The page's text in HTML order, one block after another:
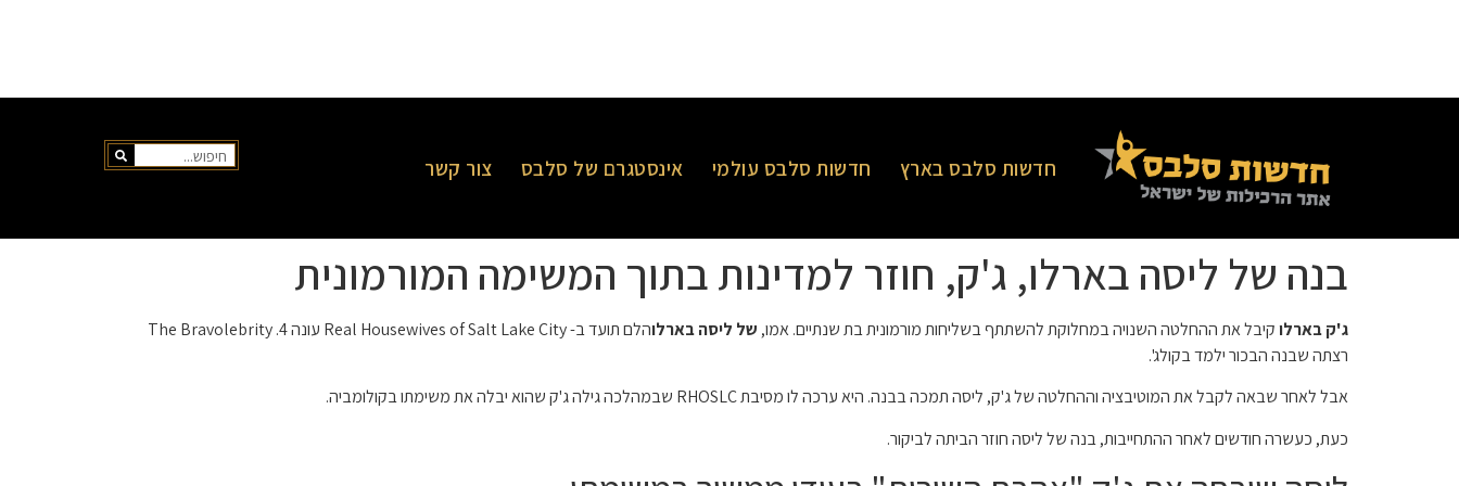
חדשות סלבס בארץ חדשות סלבס עולמי אינסטגרם של סלבס צור קשר
בנה של ליסה בארלו, ג'ק, חוזר למדינות בתוך המשימה המורמונית
ג'ק בארלוקיבל את ההחלטה השנויה במחלוקת להשתתף בשליחות מורמונית בת שנתיים. אמו, של ליסה בארלו
הלם תועד ב- Real Housewives of Salt Lake City עונה 4. The Bravolebrity
רצתה שבנה הבכור ילמד בקולג'.
אבל לאחר שבאה לקבל את המוטיבציה וההחלטה של ​​ג'ק, ליסה תמכה בבנה. היא ערכה לו מסיבת RHOSLC שבמהלכה גילה ג'ק שהוא יבלה את משימתו בקולומביה.
כעת, כעשרה חודשים לאחר ההתחייבות, בנה של ליסה חוזר הביתה לביקור.